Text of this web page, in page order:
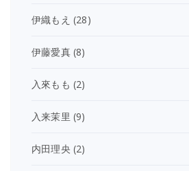
伊織もえ (28)
伊藤愛真(8)
入來もも (2)
入来茉里 (9)
内田理央 (2)